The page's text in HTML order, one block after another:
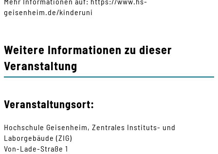
geisenheim.de/kinderuni
Weitere Informationen zu dieser
Veranstaltung
Veranstaltungsort:
Hochschule Geisenheim, Zentrales Instituts- und
Laborgebäude (ZIG)
Von-Lade-Straße 1